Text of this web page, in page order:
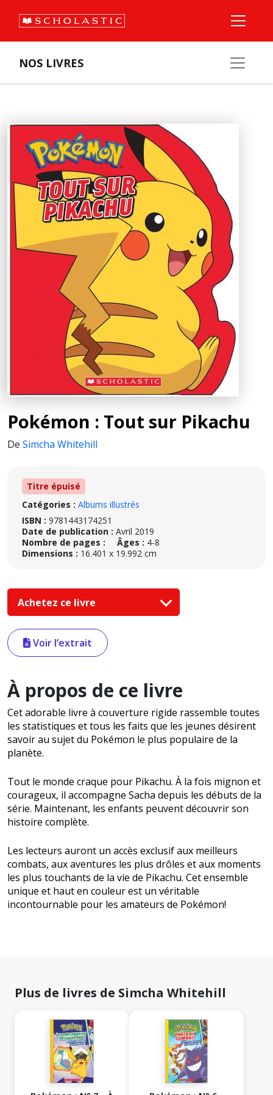
NOS LIVRES
Pokémon : Tout sur Pikachu
De Simcha Whitehill
Titre épuisé
Catégories : Albums illustrés
ISBN : 9781443174251
Date de publication : Avril 2019
Nombre de pages :
Âges : 4-8
Dimensions : 16.401 x 19.992 cm
Achetez ce livre
Voir l’extrait
À propos de ce livre
Cet adorable livre à couverture rigide rassemble toutes
les statistiques et tous les faits que les jeunes désirent
savoir au sujet du Pokémon le plus populaire de la
planète.
Tout le monde craque pour Pikachu. À la fois mignon et
courageux, il accompagne Sacha depuis les débuts de la
série. Maintenant, les enfants peuvent découvrir son
histoire complète.
Les lecteurs auront un accès exclusif aux meilleurs
combats, aux aventures les plus drôles et aux moments
les plus touchants de la vie de Pikachu. Cet ensemble
unique et haut en couleur est un véritable
incontournable pour les amateurs de Pokémon!
Plus de livres de Simcha Whitehill